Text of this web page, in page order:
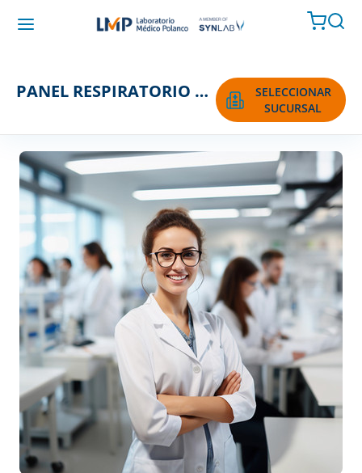
PANEL RESPIRATORIO PCR BIOFIRE
SELECCIONAR
SUCURSAL